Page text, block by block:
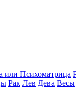
или Психоматрица
Рак Лев Дева Весы